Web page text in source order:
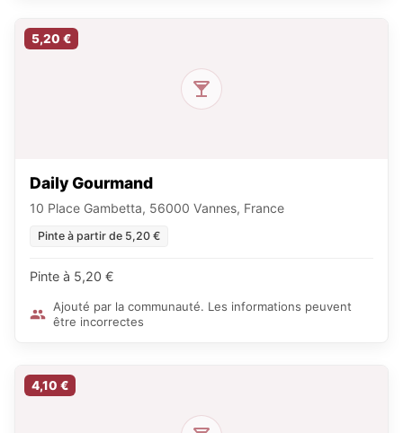
5,20 €
Daily Gourmand
10 Place Gambetta, 56000 Vannes, France
Pinte à partir de 5,20 €
Pinte à 5,20 €
Ajouté par la communauté. Les informations peuvent
être incorrectes
4,10 €